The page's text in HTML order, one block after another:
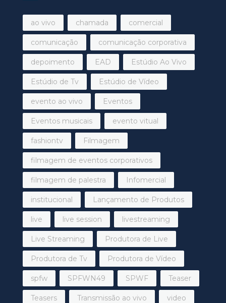
ao vivo chamada comercial
comunicação comunicação corporativa
depoimento EAD Estúdio Ao Vivo
Estúdio de Tv Estúdio de Vídeo
evento ao vivo Eventos
Eventos musicais evento vitual
fashiontv Filmagem
filmagem de eventos corporativos
filmagem de palestra Infomercial
institucional Lançamento de Produtos
live live session livestreaming
Live Streaming Produtora de Live
Produtora de Tv Produtora de Vídeo
spfw SPFWN49 SPWF Teaser
Teasers Transmissão ao vivo video